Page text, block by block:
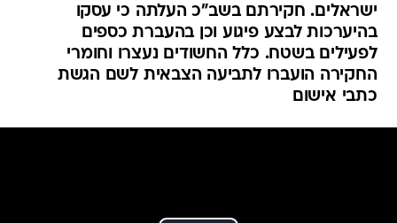
ישראלים. חקירתם בשב"כ העלתה כי עסקו
בהיערכות לבצע פיגוע וכן בהעברת כספים
לפעילים בשטח. כלל החשודים נעצרו וחומרי
החקירה הועברו לתביעה הצבאית לשם הגשת
כתבי אישום